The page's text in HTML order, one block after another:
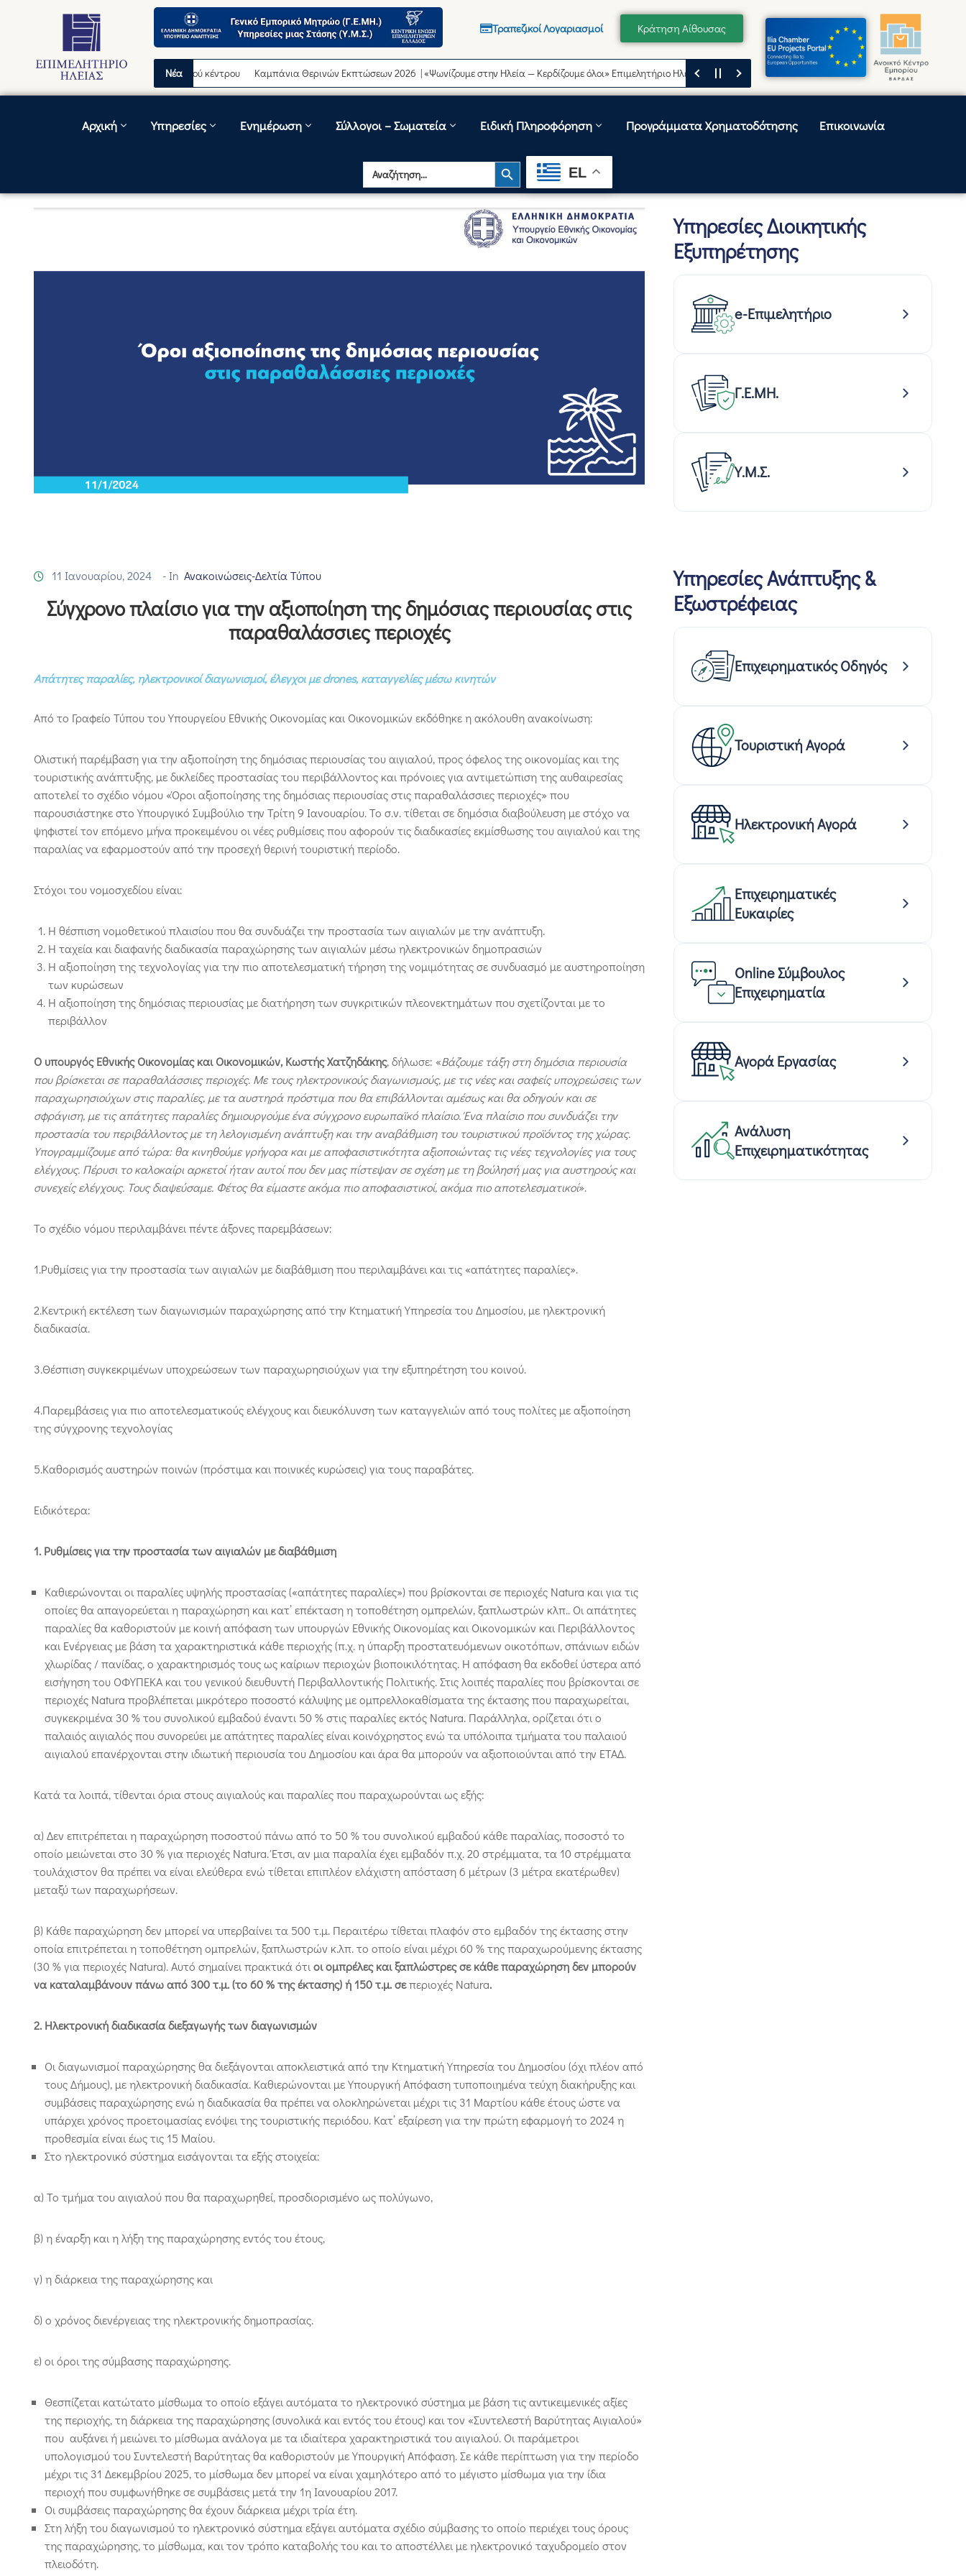
Τραπεζικοί Λογαριασμοί Κράτηση Αίθουσας
Νέα
διακοπή λειτουργίας τηλεφωνικού κέντρου Καμπάνια Θερινών Εκπτώσεων 2026 | «Ψωνίζουμε στην Ηλεία — Κερδίζουμε όλοι» Επιμελητήριο Ηλείας Μήνυμα του Προέδρου του Επιμελητηρίου Ηλείας,
Αρχική Υπηρεσίες Ενημέρωση Σύλλογοι – Σωματεία Ειδική Πληροφόρηση Προγράμματα Χρηματοδότησης Επικοινωνία
Search
for:
Search Button
EL
11 Ιανουαρίου, 2024 - In Ανακοινώσεις-Δελτία Τύπου
Σύγχρονο πλαίσιο για την αξιοποίηση της δημόσιας περιουσίας στις
παραθαλάσσιες περιοχές
Απάτητες παραλίες, ηλεκτρονικοί διαγωνισμοί, έλεγχοι μεdrones, καταγγελίες μέσω κινητών
Από το Γραφείο Τύπου του Υπουργείου Εθνικής Οικονομίας και Οικονομικών εκδόθηκε η ακόλουθη ανακοίνωση:
Ολιστική παρέμβαση για την αξιοποίηση της δημόσιας περιουσίας του αιγιαλού, προς όφελος της οικονομίας και της
τουριστικής ανάπτυξης, με δικλείδες προστασίας του περιβάλλοντος και πρόνοιες για αντιμετώπιση της αυθαιρεσίας
αποτελεί το σχέδιο νόμου «Όροι αξιοποίησης της δημόσιας περιουσίας στις παραθαλάσσιες περιοχές» που
παρουσιάστηκε στο Υπουργικό Συμβούλιο την Τρίτη 9 Ιανουαρίου. Το σ.ν. τίθεται σε δημόσια διαβούλευση με στόχο να
ψηφιστεί τον επόμενο μήνα προκειμένου οι νέες ρυθμίσεις που αφορούν τις διαδικασίες εκμίσθωσης του αιγιαλού και της
παραλίας να εφαρμοστούν από την προσεχή θερινή τουριστική περίοδο.
Στόχοι του νομοσχεδίου είναι:
Η θέσπιση νομοθετικού πλαισίου που θα συνδυάζει την προστασία των αιγιαλών με την ανάπτυξη.
Η ταχεία και διαφανής διαδικασία παραχώρησης των αιγιαλών μέσω ηλεκτρονικών δημοπρασιών
Η αξιοποίηση της τεχνολογίας για την πιο αποτελεσματική τήρηση της νομιμότητας σε συνδυασμό με αυστηροποίηση
των κυρώσεων
Η αξιοποίηση της δημόσιας περιουσίας με διατήρηση των συγκριτικών πλεονεκτημάτων που σχετίζονται με το
περιβάλλον
Ο υπουργός Εθνικής Οικονομίας και Οικονομικών, Κωστής Χατζηδάκης, δήλωσε: «Βάζουμε τάξη στη δημόσια περιουσία
που βρίσκεται σε παραθαλάσσιες περιοχές. Με τους ηλεκτρονικούς διαγωνισμούς, με τις νέες και σαφείς υποχρεώσεις των
παραχωρησιούχων στις παραλίες, με τα αυστηρά πρόστιμα που θα επιβάλλονται αμέσως και θα οδηγούν και σε
σφράγιση, με τις απάτητες παραλίες δημιουργούμε ένα σύγχρονο ευρωπαϊκό πλαίσιο. Ένα πλαίσιο που συνδυάζει την
προστασία του περιβάλλοντος με τη λελογισμένη ανάπτυξη και την αναβάθμιση του τουριστικού προϊόντος της χώρας.
Υπογραμμίζουμε από τώρα: θα κινηθούμε γρήγορα και με αποφασιστικότητα αξιοποιώντας τις νέες τεχνολογίες για τους
ελέγχους. Πέρυσι το καλοκαίρι αρκετοί ήταν αυτοί που δεν μας πίστεψαν σε σχέση με τη βούλησή μας για αυστηρούς και
συνεχείς ελέγχους. Τους διαψεύσαμε. Φέτος θα είμαστε ακόμα πιο αποφασιστικοί, ακόμα πιο αποτελεσματικοί».
Το σχέδιο νόμου περιλαμβάνει πέντε άξονες παρεμβάσεων:
1.Ρυθμίσεις για την προστασία των αιγιαλών με διαβάθμιση που περιλαμβάνει και τις «απάτητες παραλίες».
2.Κεντρική εκτέλεση των διαγωνισμών παραχώρησης από την Κτηματική Υπηρεσία του Δημοσίου, με ηλεκτρονική
διαδικασία.
3.Θέσπιση συγκεκριμένων υποχρεώσεων των παραχωρησιούχων για την εξυπηρέτηση του κοινού.
4.Παρεμβάσεις για πιο αποτελεσματικούς ελέγχους και διευκόλυνση των καταγγελιών από τους πολίτες με αξιοποίηση
της σύγχρονης τεχνολογίας
5.Καθορισμός αυστηρών ποινών (πρόστιμα και ποινικές κυρώσεις) για τους παραβάτες.
Ειδικότερα:
1. Ρυθμίσεις για την προστασία των αιγιαλών με διαβάθμιση
Καθιερώνονται οι παραλίες υψηλής προστασίας («απάτητες παραλίες») που βρίσκονται σε περιοχές Natura και για τις
οποίες θα απαγορεύεται η παραχώρηση και κατ’ επέκταση η τοποθέτηση ομπρελών, ξαπλωστρών κλπ.. Οι απάτητες
παραλίες θα καθοριστούν με κοινή απόφαση των υπουργών Εθνικής Οικονομίας και Οικονομικών και Περιβάλλοντος
και Ενέργειας με βάση τα χαρακτηριστικά κάθε περιοχής (π.χ. η ύπαρξη προστατευόμενων οικοτόπων, σπάνιων ειδών
χλωρίδας / πανίδας, ο χαρακτηρισμός τους ως καίριων περιοχών βιοποικιλότητας. Η απόφαση θα εκδοθεί ύστερα από
εισήγηση του ΟΦΥΠΕΚΑ και του γενικού διευθυντή Περιβαλλοντικής Πολιτικής. Στις λοιπές παραλίες που βρίσκονται σε
περιοχές Natura προβλέπεται μικρότερο ποσοστό κάλυψης με ομπρελλοκαθίσματα της έκτασης που παραχωρείται,
συγκεκριμένα 30 % του συνολικού εμβαδού έναντι 50 % στις παραλίες εκτός Natura. Παράλληλα, ορίζεται ότι ο
παλαιός αιγιαλός που συνορεύει με απάτητες παραλίες είναι κοινόχρηστος ενώ τα υπόλοιπα τμήματα του παλαιού
αιγιαλού επανέρχονται στην ιδιωτική περιουσία του Δημοσίου και άρα θα μπορούν να αξιοποιούνται από την ΕΤΑΔ.
Κατά τα λοιπά, τίθενται όρια στους αιγιαλούς και παραλίες που παραχωρούνται ως εξής:
α) Δεν επιτρέπεται η παραχώρηση ποσοστού πάνω από το 50 % του συνολικού εμβαδού κάθε παραλίας, ποσοστό το
οποίο μειώνεται στο 30 % για περιοχές Natura. Έτσι, αν μια παραλία έχει εμβαδόν π.χ. 20 στρέμματα, τα 10 στρέμματα
τουλάχιστον θα πρέπει να είναι ελεύθερα ενώ τίθεται επιπλέον ελάχιστη απόσταση 6 μέτρων (3 μέτρα εκατέρωθεν)
μεταξύ των παραχωρήσεων.
β) Κάθε παραχώρηση δεν μπορεί να υπερβαίνει τα 500 τ.μ. Περαιτέρω τίθεται πλαφόν στο εμβαδόν της έκτασης στην
οποία επιτρέπεται η τοποθέτηση ομπρελών, ξαπλωστρών κ.λπ. το οποίο είναι μέχρι 60 % της παραχωρούμενης έκτασης
(30 % για περιοχές Natura). Αυτό σημαίνει πρακτικά ότι οι ομπρέλες και ξαπλώστρες σε κάθε παραχώρηση δεν μπορούν
να καταλαμβάνουν πάνω από 300 τ.μ. (το 60 % της έκτασης) ή 150 τ.μ. σεπεριοχές Natura.
2. Ηλεκτρονική διαδικασία διεξαγωγής των διαγωνισμών
Οι διαγωνισμοί παραχώρησης θα διεξάγονται αποκλειστικά από την Κτηματική Υπηρεσία του Δημοσίου (όχι πλέον από
τους Δήμους), με ηλεκτρονική διαδικασία. Καθιερώνονται με Υπουργική Απόφαση τυποποιημένα τεύχη διακήρυξης και
συμβάσεις παραχώρησης ενώ η διαδικασία θα πρέπει να ολοκληρώνεται μέχρι τις 31 Μαρτίου κάθε έτους ώστε να
υπάρχει χρόνος προετοιμασίας ενόψει της τουριστικής περιόδου. Κατ’ εξαίρεση για την πρώτη εφαρμογή το 2024 η
προθεσμία είναι έως τις 15 Μαίου.
Στο ηλεκτρονικό σύστημα εισάγονται τα εξής στοιχεία:
α) Το τμήμα του αιγιαλού που θα παραχωρηθεί, προσδιορισμένο ως πολύγωνο,
β) η έναρξη και η λήξη της παραχώρησης εντός του έτους,
γ) η διάρκεια της παραχώρησης και
δ) ο χρόνος διενέργειας της ηλεκτρονικής δημοπρασίας.
ε) οι όροι της σύμβασης παραχώρησης.
Θεσπίζεται κατώτατο μίσθωμα το οποίο εξάγει αυτόματα το ηλεκτρονικό σύστημα με βάση τις αντικειμενικές αξίες
της περιοχής, τη διάρκεια της παραχώρησης (συνολικά και εντός του έτους) και τον «Συντελεστή Βαρύτητας Αιγιαλού»
που αυξάνει ή μειώνει το μίσθωμα ανάλογα με τα ιδιαίτερα χαρακτηριστικά του αιγιαλού. Οι παράμετροι
υπολογισμού του Συντελεστή Βαρύτητας θα καθοριστούν με Υπουργική Απόφαση. Σε κάθε περίπτωση για την περίοδο
μέχρι τις 31 Δεκεμβρίου 2025, το μίσθωμα δεν μπορεί να είναι χαμηλότερο από το μέγιστο μίσθωμα για την ίδια
περιοχή που συμφωνήθηκε σε συμβάσεις μετά την 1η Ιανουαρίου 2017.
Οι συμβάσεις παραχώρησης θα έχουν διάρκεια μέχρι τρία έτη.
Στη λήξη του διαγωνισμού το ηλεκτρονικό σύστημα εξάγει αυτόματα σχέδιο σύμβασης το οποίο περιέχει τους όρους
της παραχώρησης, το μίσθωμα, και τον τρόπο καταβολής του και το αποστέλλει με ηλεκτρονικό ταχυδρομείο στον
πλειοδότη.
Υπηρεσίες Διοικητικής
Εξυπηρέτησης
e-Επιμελητήριο
Γ.Ε.ΜΗ.
Υ.Μ.Σ.
Υπηρεσίες Ανάπτυξης &
Εξωστρέφειας
Επιχειρηματικός Οδηγός
Τουριστική Αγορά
Ηλεκτρονική Αγορά
Επιχειρηματικές
Ευκαιρίες
Online Σύμβουλος
Επιχειρηματία
Αγορά Εργασίας
Ανάλυση
Επιχειρηματικότητας